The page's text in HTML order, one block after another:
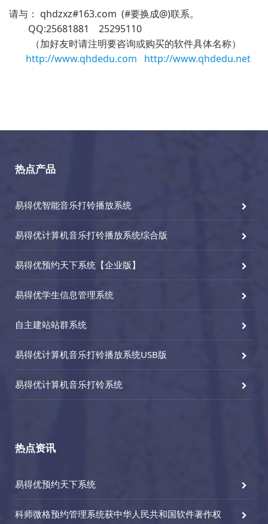
请与： qhdzxz#163.com (#要换成@)联系。
QQ:25681881 25295110
（加好友时请注明要咨询或购买的软件具体名称）
http://www.qhdedu.com
http://www.qhdedu.net
热点产品
易得优智能音乐打铃播放系统
易得优计算机音乐打铃播放系统综合版
易得优预约天下系统【企业版】
易得优学生信息管理系统
自主建站站群系统
易得优计算机音乐打铃播放系统USB版
易得优计算机音乐打铃系统
热点资讯
易得优预约天下系统
科师微格预约管理系统获中华人民共和国软件著作权